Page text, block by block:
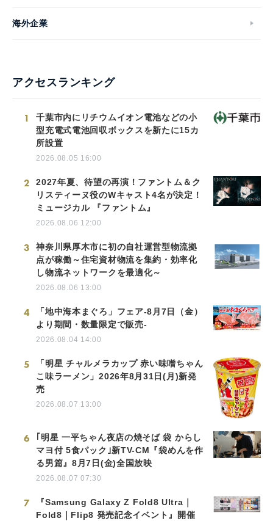
海外企業
アクセスランキング
1
千葉市内にリチウムイオン電池などの小
型充電式電池回収ボックスを新たに15カ
所設置
2026.08.05 16:00
2
2027年夏、待望の再演！ファントム＆ク
リスティーヌ役のWキャスト4名が決定！
ミュージカル 『ファントム』
2026.08.06 12:00
3
神奈川県厚木市に初の自社運営型物流拠
点が稼働～住宅資材物流を集約・効率化
し物流ネットワークを最適化～
2026.08.06 13:00
4
「地中海本まぐろ」フェア-8月7日（金）
より期間・数量限定で販売-
2026.08.04 14:00
5
「明星 チャルメラカップ 赤い味噌ちゃん
こ味ラーメン」2026年8月31日(月)新発
売
2026.08.07 13:00
6
｢明星 一平ちゃん夜店の焼そば 袋 からし
マヨ付 5食パック｣新TV-CM『袋めんを作
る男篇』8月7日(金)全国放映
2026.08.07 07:30
7
『Samsung Galaxy Z Fold8 Ultra｜
Fold8｜Flip8 発売記念イベント』開催